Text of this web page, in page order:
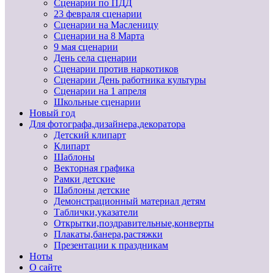
Сценарии по ПДД
23 февраля сценарии
Сценарии на Масленицу
Сценарии на 8 Марта
9 мая сценарии
День села сценарии
Сценарии против наркотиков
Сценарии День работника культуры
Сценарии на 1 апреля
Школьные сценарии
Новый год
Для фотографа,дизайнера,декоратора
Детский клипарт
Клипарт
Шаблоны
Векторная графика
Рамки детские
Шаблоны детские
Демонстрационный материал детям
Таблички,указатели
Открытки,поздравительные,конверты
Плакаты,банера,растяжки
Презентации к праздникам
Ноты
О сайте